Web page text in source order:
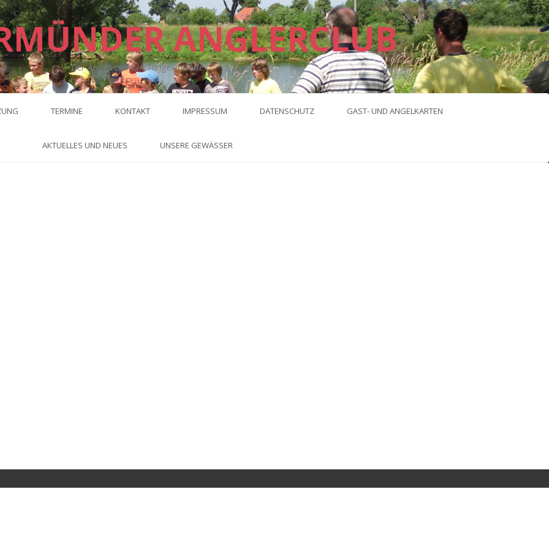
ANGLERCLUB
Der Angelverein in Tangermünde
TERMINE KONTAKT IMPRESSUM DATENSCHUTZ GAST- UND ANGELKARTEN
AKTUELLES UND NEUES UNSERE GEWÄSSER